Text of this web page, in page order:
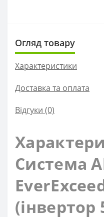
Огляд товару
Характеристики
Доставка та оплата
Відгуки (0)
Система
(інвертор